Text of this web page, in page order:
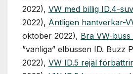
2022), VW med billig ID.4-suv
2022), Äntligen hantverkar-
oktober 2022), Bra VW-buss
”vanliga” elbussen ID. Buzz
2022), VW ID.5 rejäl